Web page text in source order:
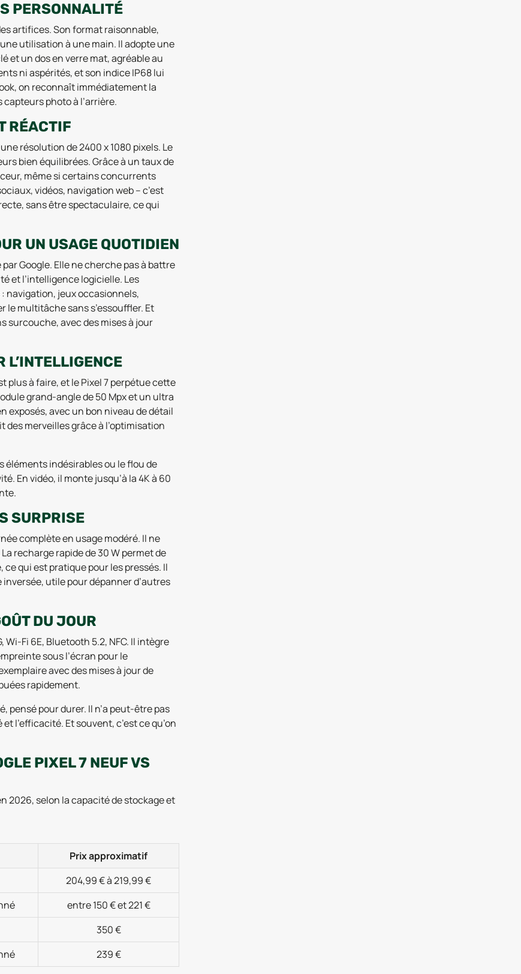
PERSONNALITÉ
artifices. Son format raisonnable,
utilisation à une main. Il adopte une
et un dos en verre mat, agréable au
ni aspérités, et son indice IP68 lui
on reconnaît immédiatement la
photo à l’arrière.
RÉACTIF
résolution de 2400 x 1080 pixels. Le
bien équilibrées. Grâce à un taux de
même si certains concurrents
vidéos, navigation web – c’est
sans être spectaculaire, ce qui
UN USAGE QUOTIDIEN
Google. Elle ne cherche pas à battre
et l’intelligence logicielle. Les
navigation, jeux occasionnels,
le multitâche sans s’essouffler. Et
surcouche, avec des mises à jour
L’INTELLIGENCE
plus à faire, et le Pixel 7 perpétue cette
grand-angle de 50 Mpx et un ultra
exposés, avec un bon niveau de détail
merveilles grâce à l’optimisation
éléments indésirables ou le flou de
En vidéo, il monte jusqu’à la 4K à 60
SURPRISE
complète en usage modéré. Il ne
recharge rapide de 30 W permet de
qui est pratique pour les pressés. Il
utile pour dépanner d’autres
DU JOUR
Fi 6E, Bluetooth 5.2, NFC. Il intègre
sous l’écran pour le
avec des mises à jour de
rapidement.
pensé pour durer. Il n’a peut-être pas
l’efficacité. Et souvent, c’est ce qu’on
PIXEL 7 NEUF VS
2026, selon la capacité de stockage et
Prix approximatif
204,99 € à 219,99 €
entre 150 € et 221 €
350 €
239 €